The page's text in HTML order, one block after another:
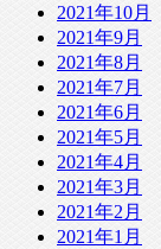
2021年10月
2021年9月
2021年8月
2021年7月
2021年6月
2021年5月
2021年4月
2021年3月
2021年2月
2021年1月